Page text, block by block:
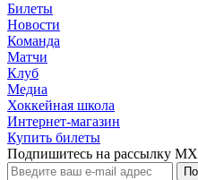
Билеты
Новости
Команда
Матчи
Клуб
Медиа
Хоккейная школа
Интернет-магазин
Купить билеты
Подпишитесь на рассылку